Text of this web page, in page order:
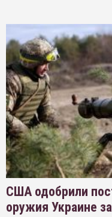
США одобрили
оружия Украине